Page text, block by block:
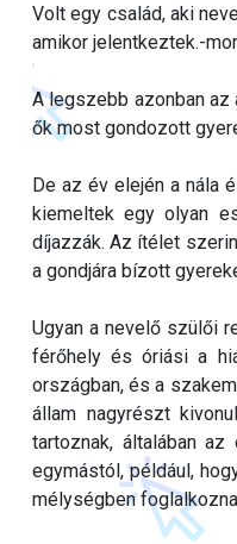
Volt egy család, aki
amikor jelentkeztek.-
A legszebb azonban
ők most gondozott
De az év elején a nála
kiemeltek egy olyan
díjazzák. Az ítélet
a gondjára bízott
Ugyan a nevelő szülői
férőhely és óriási a
országban, és a
állam nagyrészt
tartoznak, általában
egymástól, például,
mélységben